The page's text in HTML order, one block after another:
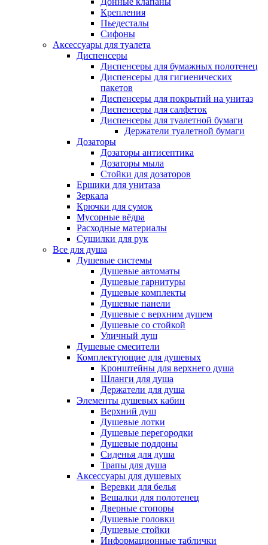
Крепления
Пьедесталы
Сифоны
Аксессуары для туалета
Диспенсеры
Диспенсеры для бумажных полотенец
Диспенсеры для гигиенических
пакетов
Диспенсеры для покрытий на унитаз
Диспенсеры для салфеток
Диспенсеры для туалетной бумаги
Держатели туалетной бумаги
Дозаторы
Дозаторы антисептика
Дозаторы мыла
Стойки для дозаторов
Ершики для унитаза
Зеркала
Крючки для сумок
Мусорные вёдра
Расходные материалы
Сушилки для рук
Все для душа
Душевые системы
Душевые автоматы
Душевые гарнитуры
Душевые комплекты
Душевые панели
Душевые с верхним душем
Душевые со стойкой
Уличный душ
Душевые смесители
Комплектующие для душевых
Кронштейны для верхнего душа
Шланги для душа
Держатели для душа
Элементы душевых кабин
Верхний душ
Душевые лотки
Душевые перегородки
Душевые поддоны
Сиденья для душа
Трапы для душа
Аксессуары для душевых
Веревки для белья
Вешалки для полотенец
Дверные стопоры
Душевые головки
Душевые стойки
Информационные таблички